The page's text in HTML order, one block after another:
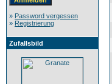
» Password vergessen
» Registrierung
Zufallsbild